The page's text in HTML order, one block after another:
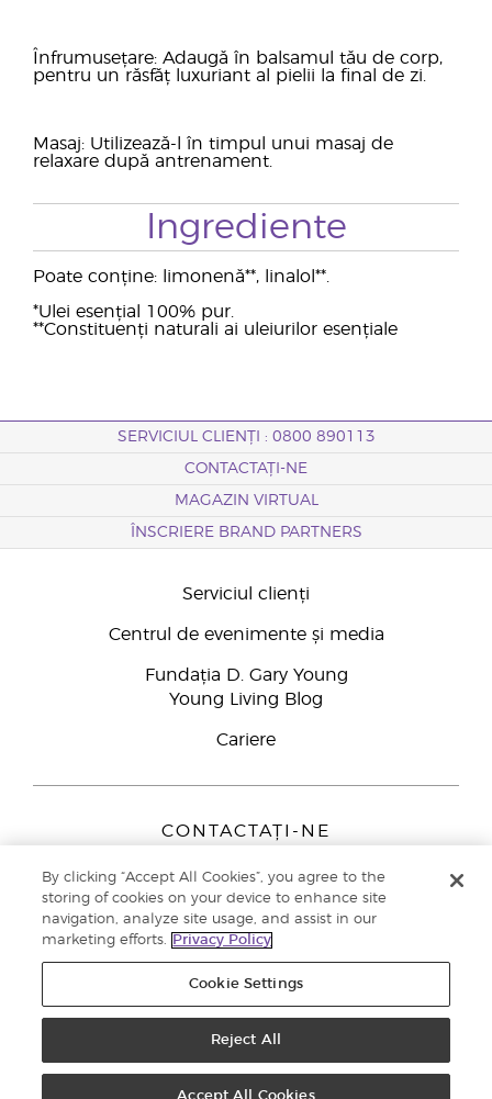
Înfrumusețare: Adaugă în balsamul tău de corp,
pentru un răsfăț luxuriant al pielii la final de zi.
Masaj: Utilizează-l în timpul unui masaj de
relaxare după antrenament.
Ingrediente
Poate conține: limonenă**, linalol**.
*Ulei esențial 100% pur.
**Constituenți naturali ai uleiurilor esențiale
SERVICIUL CLIENȚI : 0800 890113
CONTACTAȚI-NE
MAGAZIN VIRTUAL
ÎNSCRIERE BRAND PARTNERS
Serviciul clienți
Centrul de evenimente și media
Fundația D. Gary Young
Young Living Blog
Cariere
CONTACTAȚI-NE
Peizerweg 97
9727 AJ Groningen
Netherlands
Înscriere Brand Partners0800 890113
Politica de confidențialitate
By clicking “Accept All Cookies”, you agree to the
storing of cookies on your device to enhance site
navigation, analyze site usage, and assist in our
marketing efforts.
Privacy Policy
Cookie Settings
Reject All